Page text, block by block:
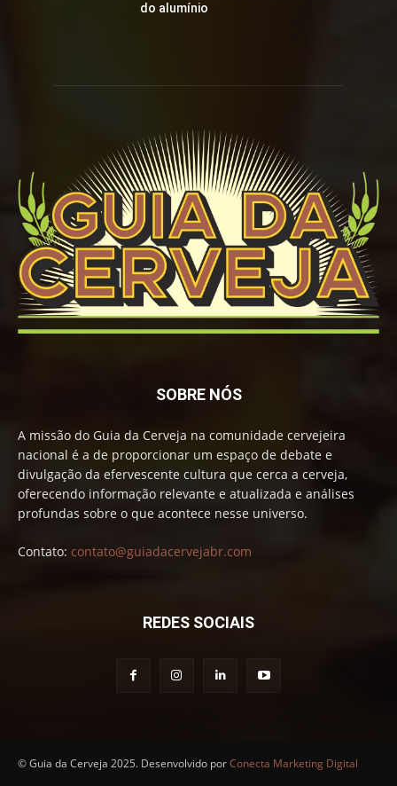
do alumínio
SOBRE NÓS
A missão do Guia da Cerveja na comunidade cervejeira
nacional é a de proporcionar um espaço de debate e
divulgação da efervescente cultura que cerca a cerveja,
oferecendo informação relevante e atualizada e análises
profundas sobre o que acontece nesse universo.
Contato: contato@guiadacervejabr.com
REDES SOCIAIS
© Guia da Cerveja 2025. Desenvolvido porConecta Marketing Digital